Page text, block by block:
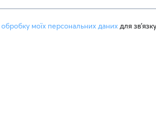
обробку моїх персональних даних для